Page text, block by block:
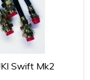
Swift Mk2